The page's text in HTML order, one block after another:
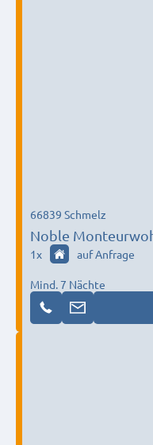
Noble
kernsaniertem
66839 Schmelz
1x auf Anfrage
Mind. 7 Nächte